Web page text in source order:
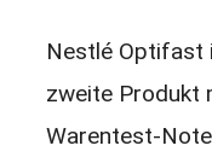
Nestlé Optifast
zweite Produkt
Warentest-Note